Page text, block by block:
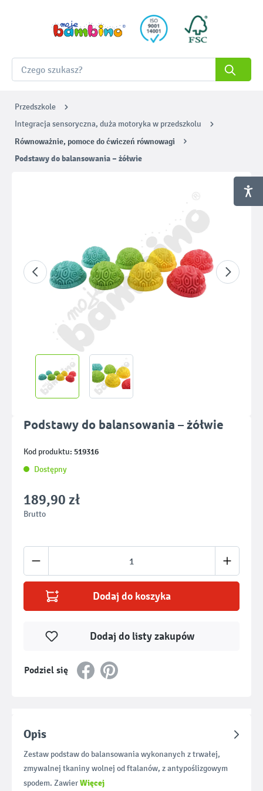
Przedszkole
Integracja sensoryczna, duża motoryka w przedszkolu
Równoważnie, pomoce do ćwiczeń równowagi
Podstawy do balansowania – żółwie
Podstawy do balansowania – żółwie
Kod produktu: 519316
Dostępny
189,90 zł
Brutto
Ilość produktu: Wprowadź żądaną ilość
Dodaj do koszyka
Podziel się
Dodaj do listy zakupów
Opis
Zestaw podstaw do balansowania wykonanych z trwałej,
zmywalnej tkaniny wolnej od ftalanów, z antypoślizgowym
spodem. ZawierWięcej